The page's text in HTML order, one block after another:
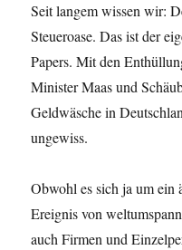
Seit langem wissen wir:
Steueroase. Das ist der
Papers. Mit den
Minister Maas und
Geldwäsche in
ungewiss.
Obwohl es sich ja um ein
Ereignis von
auch Firmen und